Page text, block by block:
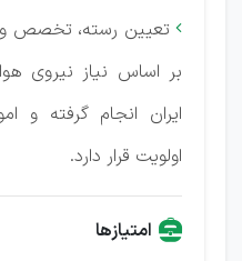
 تعیین رسته، تخصص
بر اساس نیاز نیروی
ایران انجام گرفته و
اولویت قرار دارد.
امتیازها